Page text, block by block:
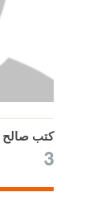
كتب صالح
3